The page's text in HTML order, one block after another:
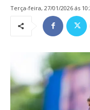
terça-feira, 27/01/2026 ás